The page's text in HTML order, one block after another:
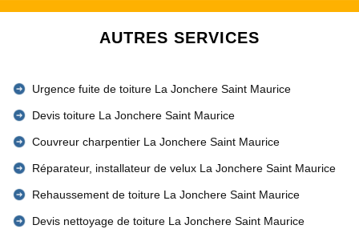
AUTRES SERVICES
Urgence fuite de toiture La Jonchere Saint Maurice
Devis toiture La Jonchere Saint Maurice
Couvreur charpentier La Jonchere Saint Maurice
Réparateur, installateur de velux La Jonchere Saint Maurice
Rehaussement de toiture La Jonchere Saint Maurice
Devis nettoyage de toiture La Jonchere Saint Maurice